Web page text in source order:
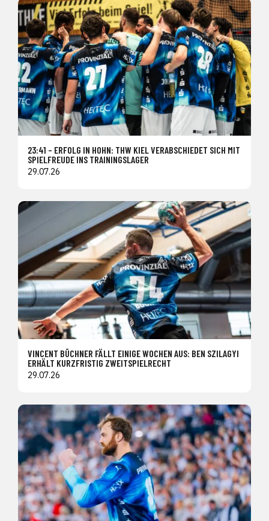
23:41 – ERFOLG IN HOHN: THW KIEL VERABSCHIEDET SICH MIT
SPIELFREUDE INS TRAININGSLAGER
29.07.26
VINCENT BÜCHNER FÄLLT EINIGE WOCHEN AUS: BEN SZILAGYI
ERHÄLT KURZFRISTIG ZWEITSPIELRECHT
29.07.26